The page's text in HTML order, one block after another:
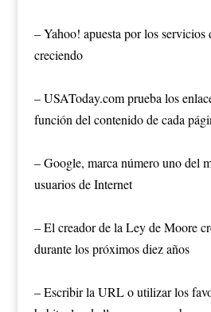
– Yahoo! apuesta por los servicios
creciendo
– USAToday.com prueba los
función del contenido de cada
– Google, marca número uno del
usuarios de Internet
– El creador de la Ley de Moore
durante los próximos diez años
– Escribir la URL o utilizar los